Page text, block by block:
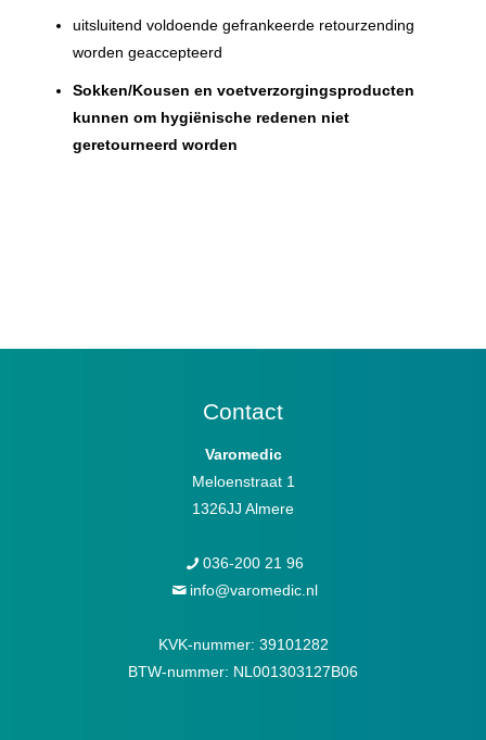
uitsluitend voldoende gefrankeerde retourzending
worden geaccepteerd
Sokken/Kousen en voetverzorgingsproducten
kunnen om hygiënische redenen niet
geretourneerd worden
Contact
Varomedic
Meloenstraat 1
1326JJ Almere
036-200 21 96
info@varomedic.nl
KVK-nummer: 39101282
BTW-nummer: NL001303127B06